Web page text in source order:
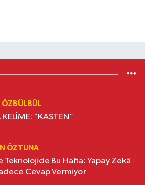
ÖZBÜLBÜL
“KASTEN”
ÖZTUNA
Teknolojide Bu Hafta: Yapay Zekâ
Cevap Vermiyor